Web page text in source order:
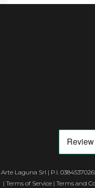
Arte Laguna Srl | P.I.
| Terms of Service| Terms and